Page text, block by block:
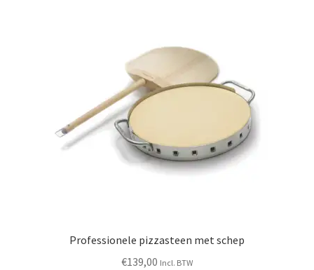
Professionele pizzasteen met schep
€139,00 Incl. BTW